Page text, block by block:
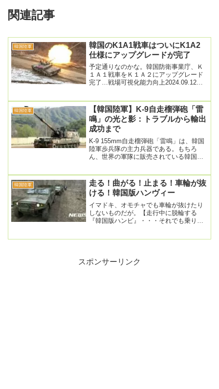
関連記事
韓国陸軍
韓国のK1A1戦車はついにK1A2
仕様にアップグレードが完了
予定通りなのかな。韓国防衛事業庁、Ｋ
１Ａ１戦車をＫ１Ａ２にアップグレード
完了…戦場可視化能力向上2024.09.12
韓国陸軍
【韓国陸軍】K-9自走榴弾砲「雷
鳴」の光と影：トラブルから輸出
成功まで
K-9 155mm自走榴弾砲「雷鳴」は、韓国
陸軍歩兵隊の主力兵器である。もちろ
ん、世界の軍隊に販売されている韓国の
韓国陸軍
走る！曲がる！止まる！車輪が抜
ける！韓国版ハンヴィー
イマドキ、オモチャでも車輪が抜けたり
しないものだが。【走行中に脱輪する
『韓国版ハンビ』・・・それでも乗り続
スポンサーリンク